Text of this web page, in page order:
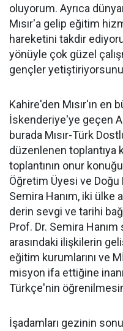
oluyorum. Ayrıca
Mısır'a gelip eğitim
hareketini takdir
yönüyle çok güzel
gençler
Kahire'den Mısır'ın en
İskenderiye'ye geçen
burada Mısır-Türk
düzenlenen toplantıya
toplantının onur
Öğretim Üyesi ve Doğu
Semira Hanım, iki ülke
derin sevgi ve tarihi
Prof. Dr. Semira
arasındaki ilişkilerin
eğitim kurumlarını ve
misyon ifa ettiğine
Türkçe'nin
İşadamları gezinin